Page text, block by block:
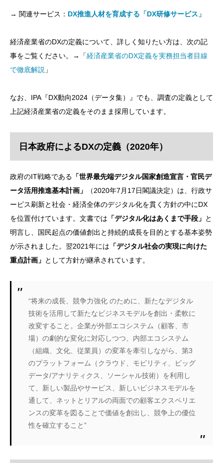
→ 関連サービス： DX推進人材を育成する「DX研修サービス」
経済産業省のDXの定義について、詳しく知りたい方は、次の記
事をご覧ください。→「経済産業省のDX定義を実務担当者目線
で徹底解説 」
なお、IPA『DX動向2024（データ集）』でも、調査の定義として
上記経済産業省の定義をそのまま採用しています。
日本政府によるDXの定義（2020年）
政府のIT戦略である 「世界最先端デジタル国家創造宣言・官民デ
ータ活用推進基本計画」
（2020年7月17日閣議決定）は、行政サ
ービス刷新と社会・経済全体のデジタル化を貫く方針の中にDX
を位置付けています。文書では 「デジタル化はあくまで手段」 と
明言し、国民起点の価値創出と持続的成長を目的とする基本姿勢
が示されました。翌2021年には 「デジタル社会の実現に向けた
重点計画」 として方針が継承されています。
“将来の成長、競争力強化 のために、新たなデジタル
技術を活用して新たなビジネスモデルを創出・柔軟に
改変すること。企業が外部エコシステム（顧客、市
場）の劇的な変化に対応しつつ、内部エコシステム
（組織、文化、従業員）の変革を牽引しながら、第3
のプラットフォーム（クラウド、モビリティ、ビッグ
データ/アナリティクス、ソーシャル技術）を利用し
て、新しい製品やサービス、新しいビジネスモデルを
通して、ネットとリアルの両面での顧客エクスペリエ
ンスの変革を図ることで価値を創出し、競争上の優位
性を確立すること”